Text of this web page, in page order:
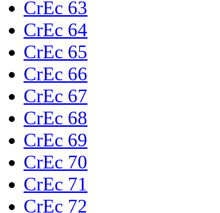
CrEc 63
CrEc 64
CrEc 65
CrEc 66
CrEc 67
CrEc 68
CrEc 69
CrEc 70
CrEc 71
CrEc 72